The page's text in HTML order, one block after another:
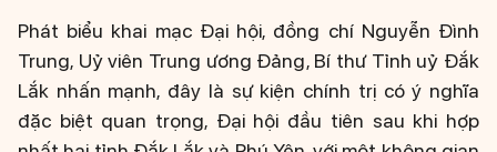
Phát biểu khai mạc Đại hội, đồng chí Nguyễn Đình
Trung, Uỷ viên Trung ương Đảng, Bí thư Tỉnh uỷ Đắk
Lắk nhấn mạnh, đây là sự kiện chính trị có ý nghĩa
đặc biệt quan trọng, Đại hội đầu tiên sau khi hợp